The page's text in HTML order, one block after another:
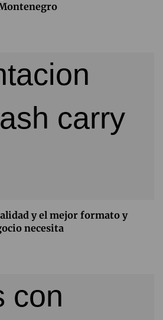
y el mejor formato y
necesita